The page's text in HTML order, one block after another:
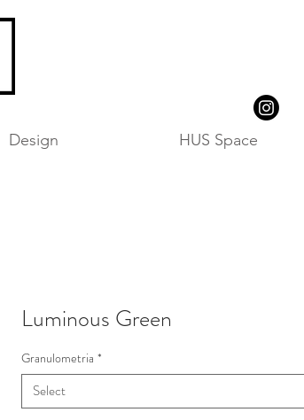
Design HUS Space
Luminous Green
Granulometria *
Select